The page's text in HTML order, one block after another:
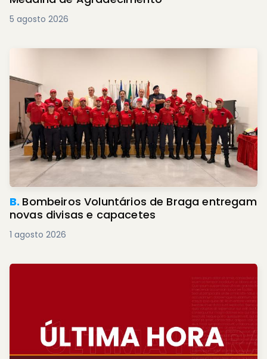
5 agosto 2026
B. Bombeiros Voluntários de Braga entregam
novas divisas e capacetes
1 agosto 2026